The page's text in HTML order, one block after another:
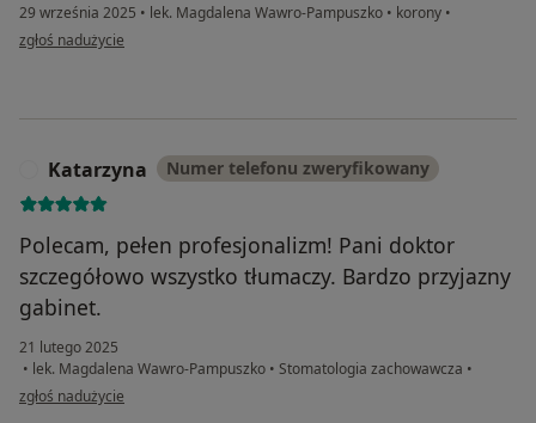
29 września 2025 • lek. Magdalena Wawro-Pampuszko • korony •
w opinii użytkownika Maria
zgłoś nadużycie
Katarzyna Numer telefonu zweryfikowany
Polecam, pełen profesjonalizm! Pani doktor
szczegółowo wszystko tłumaczy. Bardzo przyjazny
gabinet.
21 lutego 2025
• lek. Magdalena Wawro-Pampuszko • Stomatologia zachowawcza •
w opinii użytkownika Katarzyna
zgłoś nadużycie